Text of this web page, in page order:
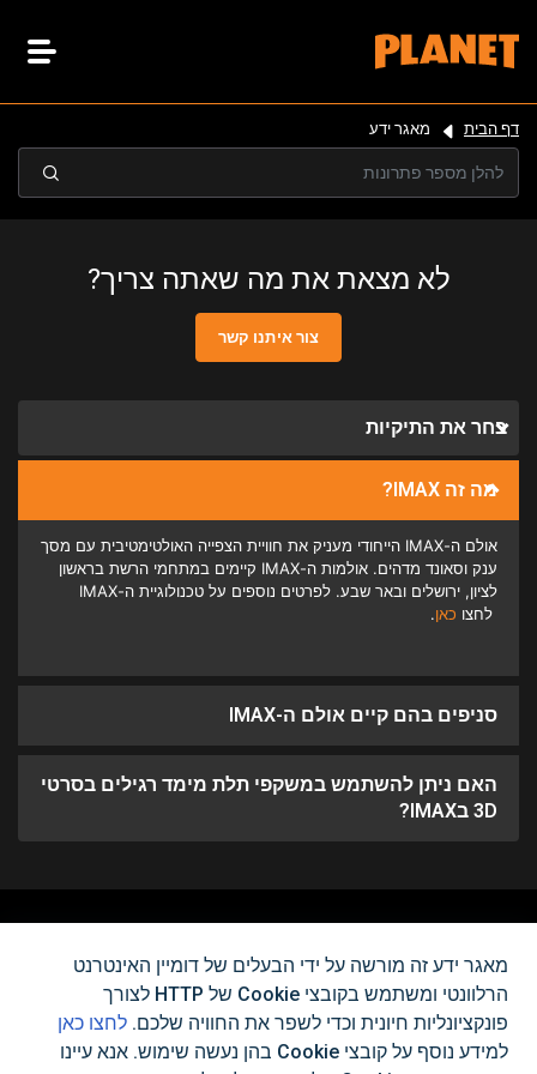
דף הבית מאגר ידע
לא מצאת את מה שאתה צריך?
צור איתנו קשר
בחר את התיקיות
מה זה IMAX?
אולם ה-IMAX הייחודי מעניק את חוויית הצפייה האולטימטיבית עם מסך
ענק וסאונד מדהים. אולמות ה-IMAX קיימים במתחמי הרשת בראשון
לציון, ירושלים ובאר שבע. לפרטים נוספים על טכנולוגיית ה-IMAX
לחצו כאן.
סניפים בהם קיים אולם ה-IMAX
האם ניתן להשתמש במשקפי תלת מימד רגילים בסרטי
3D בIMAX?
לא מצאת את מה שאתה צריך?
מאגר ידע זה מורשה על ידי הבעלים של דומיין האינטרנט
הרלוונטי ומשתמש בקובצי Cookie של HTTP לצורך
פונקציונליות חיונית וכדי לשפר את החוויה שלכם. לחצו כאן
למידע נוסף על קובצי Cookie בהן נעשה שימוש. אנא עיינו